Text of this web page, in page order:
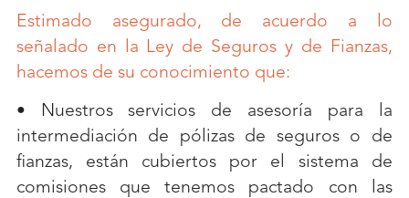
Estimado asegurado, de acuerdo a lo
señalado en la Ley de Seguros y de Fianzas,
hacemos de su conocimiento que:
• Nuestros servicios de asesoría para la
intermediación de pólizas de seguros o de
fianzas, están cubiertos por el sistema de
comisiones que tenemos pactado con las